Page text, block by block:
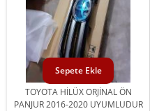
TOYOTA HİLÜX ORJİNAL ÖN
PANJUR 2016-2020 UYUMLUDUR
Sepete Ekle